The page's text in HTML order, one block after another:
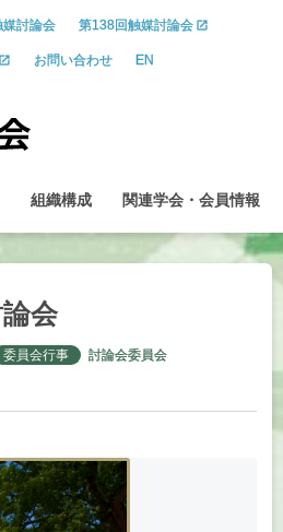
媒討論会 第138回触媒討論会
お問い合わせ EN
組織構成 関連学会 ・ 会員情報
会
委員会行事 討論会委員会